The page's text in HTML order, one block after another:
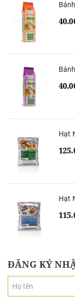
Hạt
Hạt
ĐĂNG KÝ